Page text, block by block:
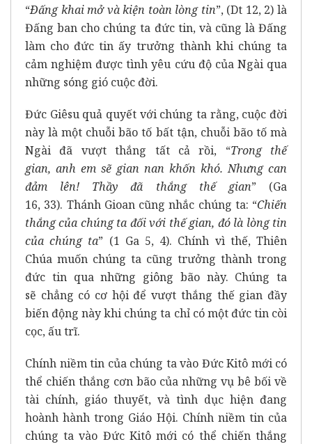
“Ðấng khai mở và kiện toàn lòng tin”, (Dt 12, 2) là
Đấng ban cho chúng ta đức tin, và cũng là Đấng
làm cho đức tin ấy trưởng thành khi chúng ta
cảm nghiệm được tình yêu cứu độ của Ngài qua
những sóng gió cuộc đời.
Đức Giêsu quả quyết với chúng ta rằng, cuộc đời
này là một chuỗi bão tố bất tận, chuỗi bão tố mà
Ngài đã vượt thắng tất cả rồi, “Trong thế
gian, anh em sẽ gian nan khốn khó. Nhưng can
đảm lên! Thầy đã thắng thế gian” (Ga
16, 33). Thánh Gioan cũng nhắc chúng ta: “Chiến
thắng của chúng ta đối với thế gian, đó là lòng tin
của chúng ta” (1 Ga 5, 4). Chính vì thế, Thiên
Chúa muốn chúng ta cũng trưởng thành trong
đức tin qua những giông bão này. Chúng ta
sẽ chẳng có cơ hội để vượt thắng thế gian đầy
biến động này khi chúng ta chỉ có một đức tin còi
cọc, ấu trĩ.
Chính niềm tin của chúng ta vào Đức Kitô mới có
thể chiến thắng cơn bão của những vụ bê bối về
tài chính, giáo thuyết, và tình dục hiện đang
hoành hành trong Giáo Hội. Chính niềm tin của
chúng ta vào Đức Kitô mới có thể chiến thắng